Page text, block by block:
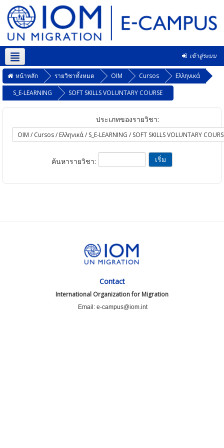
เข้าสู่ระบบ
Thai ‎(th)‎
หน้าหลัก รายวิชาทั้งหมด OIM Cursos
Ελληνικά
S_E-LEARNING
SOFT SKILLS VOLUNTARY COURSE
ประเภทของรายวิชา:
ค้นหารายวิชา:
Contact
International Organization for Migration
Email: e-campus@iom.int